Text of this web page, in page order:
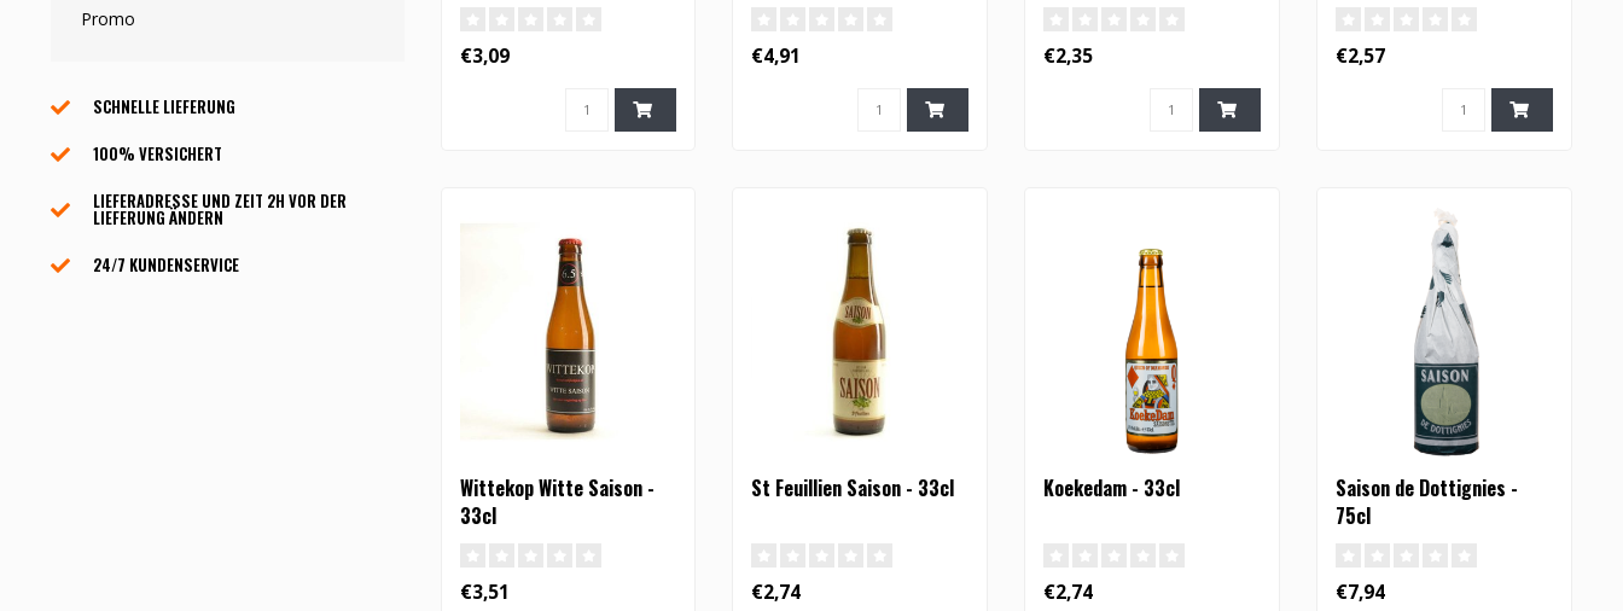
Promo
SCHNELLE LIEFERUNG
100% VERSICHERT
LIEFERADRESSE UND ZEIT 2H VOR DER
LIEFERUNG ÄNDERN
24/7 KUNDENSERVICE
€3,09 €4,91 €2,35 €2,57
Wittekop Witte Saison -
33cl
€3,51
St Feuillien Saison - 33cl
€2,74
Koekedam - 33cl
€2,74
Saison de Dottignies -
75cl
€7,94